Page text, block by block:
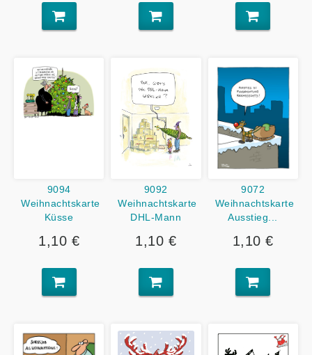
9094
Weihnachtskarte
Küsse
1,10 €
9092
Weihnachtskarte
DHL-Mann
1,10 €
9072
Weihnachtskarte
Ausstieg...
1,10 €